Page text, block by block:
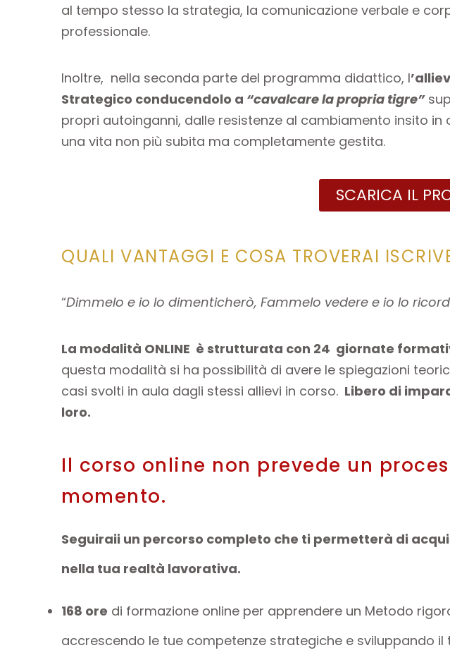
al tempo stesso la strategia, la comunicazione verbale e
professionale.
Inoltre, nella seconda parte del programma didattico, l
Strategico conducendolo a “cavalcare la propria tigre”
propri autoinganni, dalle resistenze al cambiamento insito
una vita non più subita ma completamente gestita.
SCARICA IL
QUALI VANTAGGI E COSA TROVERAI
“Dimmelo e io lo dimenticherò, Fammelo vedere e io lo
La modalità ONLINE è strutturata con 24 giornate
questa modalità si ha possibilità di avere le spiegazioni
casi svolti in aula dagli stessi allievi in corso. Libero di
loro.
Il corso online non prevede un
momento.
Seguiraii un percorso completo che ti permetterà di
nella tua realtà lavorativa.
168 ore di formazione online per apprendere un Metodo
accrescendo le tue competenze strategiche e sviluppando il